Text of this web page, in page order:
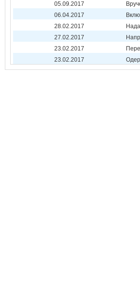
05.09.2017
06.04.2017
28.02.2017
27.02.2017
23.02.2017
23.02.2017